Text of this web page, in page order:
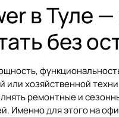
в Туле
без
хозяйственной
ремонтные и
Именно для этого на